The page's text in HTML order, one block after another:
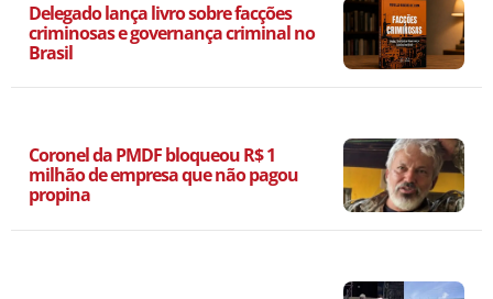
Delegado lança livro sobre facções
criminosas e governança criminal no
Brasil
Coronel da PMDF bloqueou R$ 1
milhão de empresa que não pagou
propina